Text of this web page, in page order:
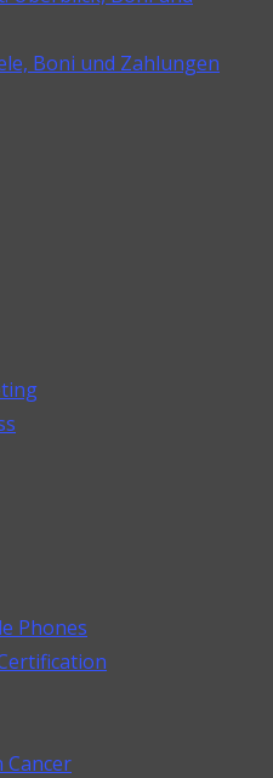
Boni und Zahlungen
Phones
Cancer